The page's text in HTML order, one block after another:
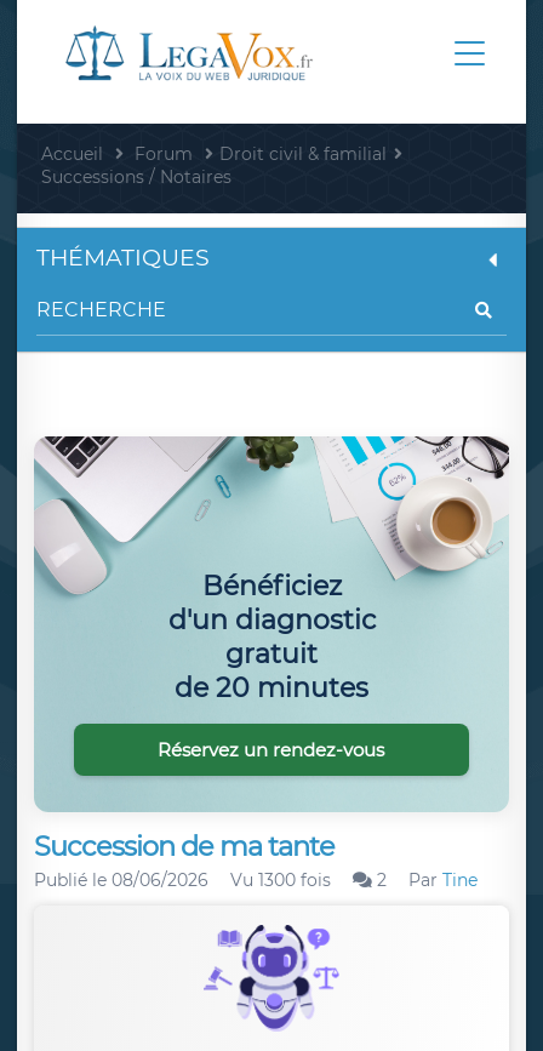
Accueil Forum
Droit civil & familial
Successions / Notaires
Succession de ma tante
Publié le 08/06/2026 Vu 1300 fois 2 Par Tine
THÉMATIQUES
Bénéficiez
d'un diagnostic
gratuit
de 20 minutes
Réservez un rendez-vous